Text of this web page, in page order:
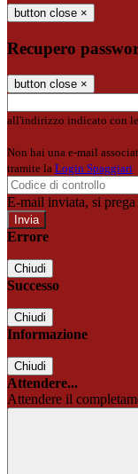
button close ×
Recupero
button close ×
all'indirizzo indicato con
Non hai una e-mail
tramite la Login Spaggiari
E-mail inviata, si
Errore
Chiudi
Successo
Chiudi
Informazione
Chiudi
Attendere...
Attendere il